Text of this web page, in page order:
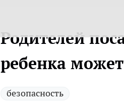
Родителей
ребенка
безопасность